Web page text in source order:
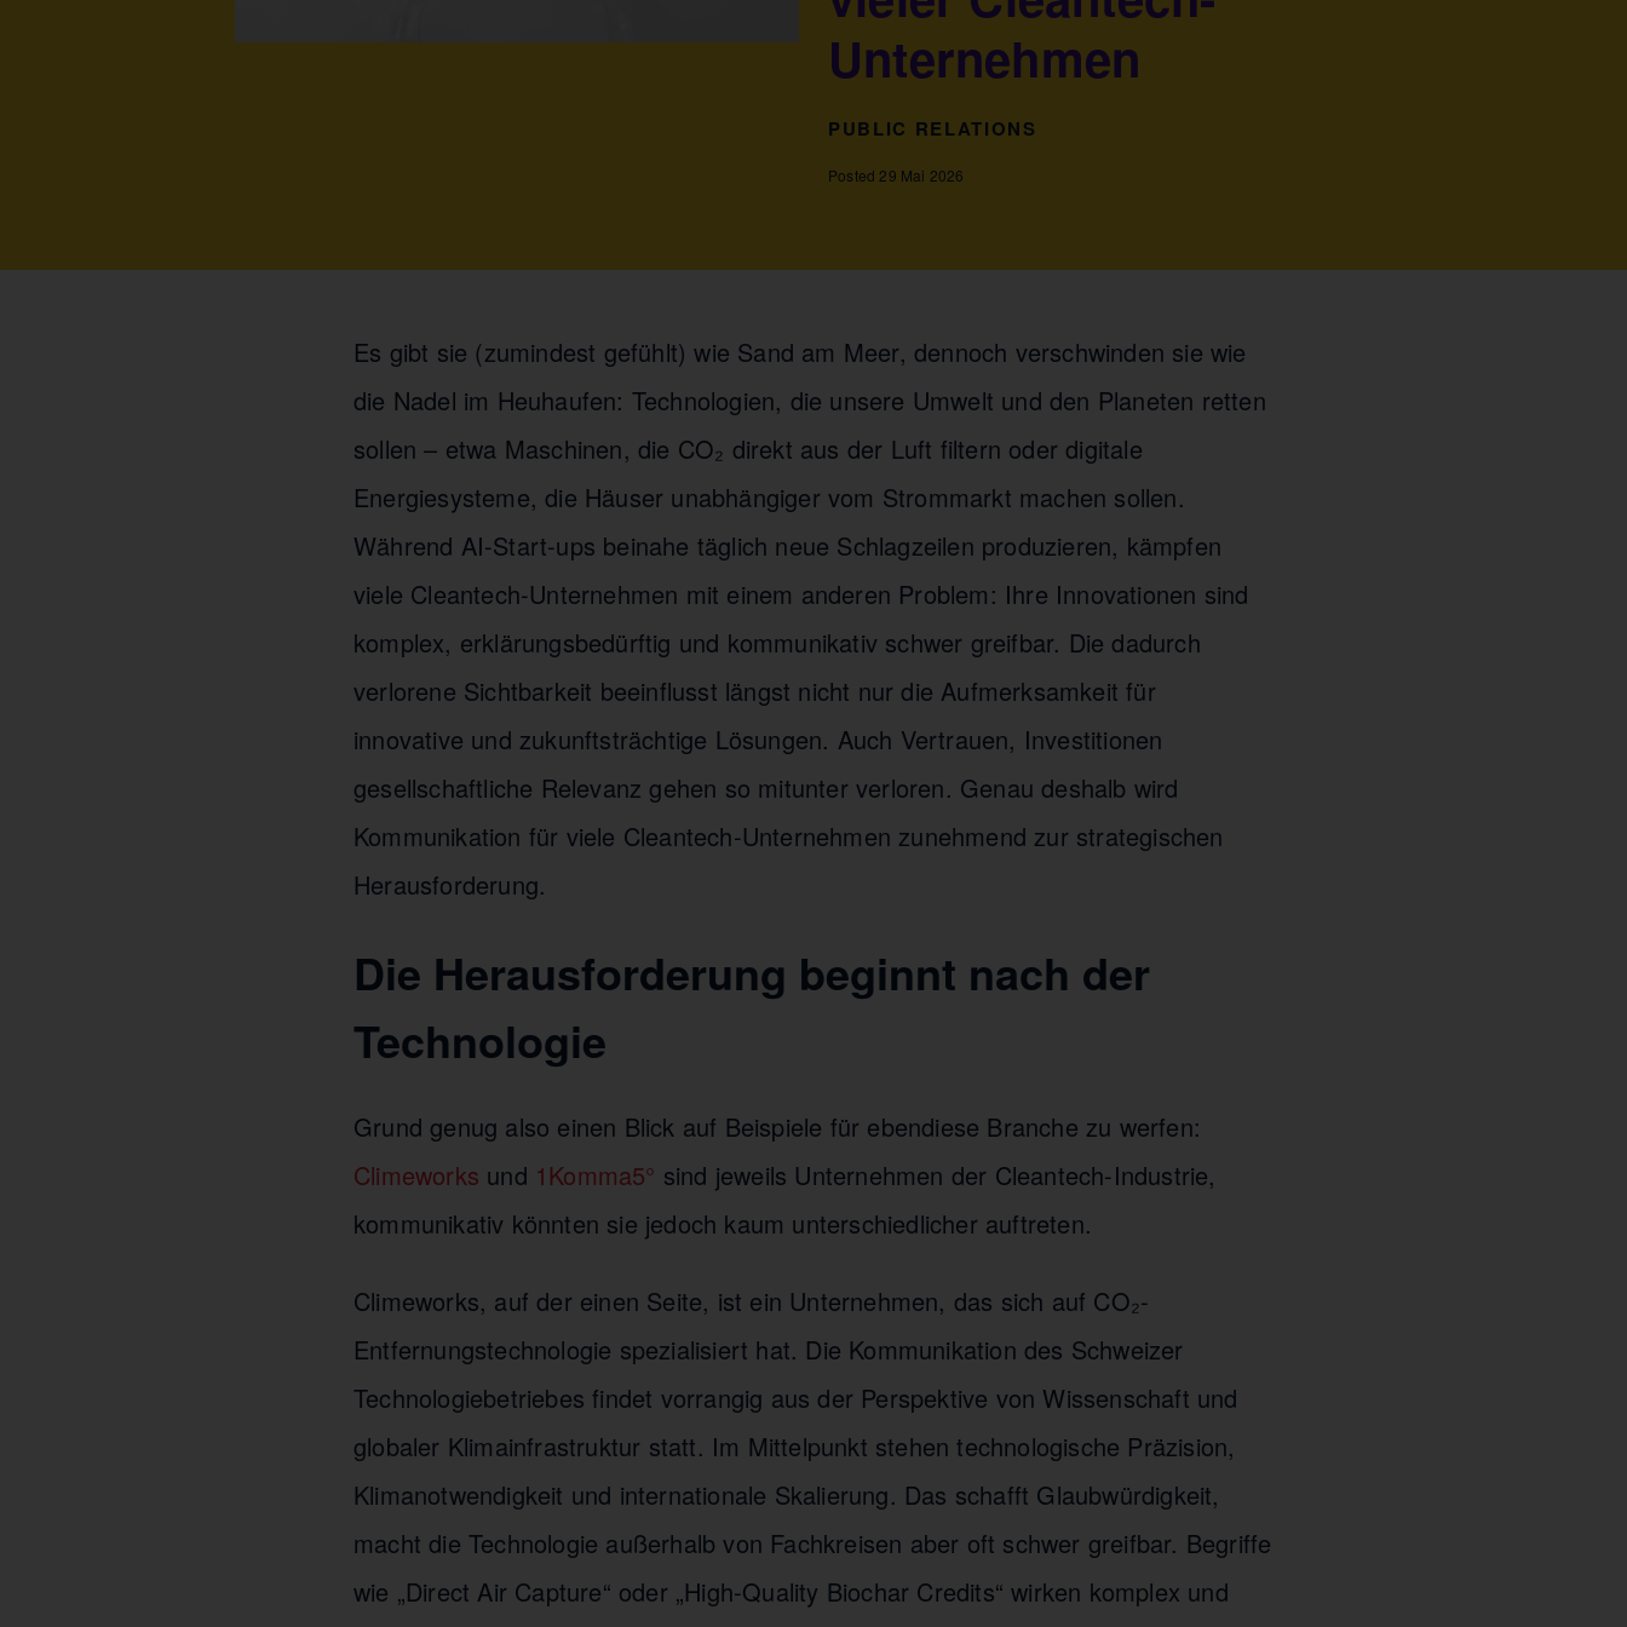
Unternehmen
PUBLIC RELATIONS
Posted 29 Mai 2026
Es gibt sie (zumindest gefühlt) wie Sand am Meer, dennoch verschwinden sie wie
die Nadel im Heuhaufen: Technologien, die unsere Umwelt und den Planeten retten
sollen – etwa Maschinen, die CO₂ direkt aus der Luft filtern oder digitale
Energiesysteme, die Häuser unabhängiger vom Strommarkt machen sollen.
Während AI-Start-ups beinahe täglich neue Schlagzeilen produzieren, kämpfen
viele Cleantech-Unternehmen mit einem anderen Problem: Ihre Innovationen sind
komplex, erklärungsbedürftig und kommunikativ schwer greifbar. Die dadurch
verlorene Sichtbarkeit beeinflusst längst nicht nur die Aufmerksamkeit für
innovative und zukunftsträchtige Lösungen. Auch Vertrauen, Investitionen
gesellschaftliche Relevanz gehen so mitunter verloren. Genau deshalb wird
Kommunikation für viele Cleantech-Unternehmen zunehmend zur strategischen
Herausforderung.
Die Herausforderung beginnt nach der
Technologie
Grund genug also einen Blick auf Beispiele für ebendiese Branche zu werfen:
Climeworks und 1Komma5° sind jeweils Unternehmen der Cleantech-Industrie,
kommunikativ könnten sie jedoch kaum unterschiedlicher auftreten.
Climeworks, auf der einen Seite, ist ein Unternehmen, das sich auf CO₂-
Entfernungstechnologie spezialisiert hat. Die Kommunikation des Schweizer
Technologiebetriebes findet vorrangig aus der Perspektive von Wissenschaft und
globaler Klimainfrastruktur statt. Im Mittelpunkt stehen technologische Präzision,
Klimanotwendigkeit und internationale Skalierung. Das schafft Glaubwürdigkeit,
macht die Technologie außerhalb von Fachkreisen aber oft schwer greifbar. Begriffe
wie „Direct Air Capture“ oder „High-Quality Biochar Credits“ wirken komplex und